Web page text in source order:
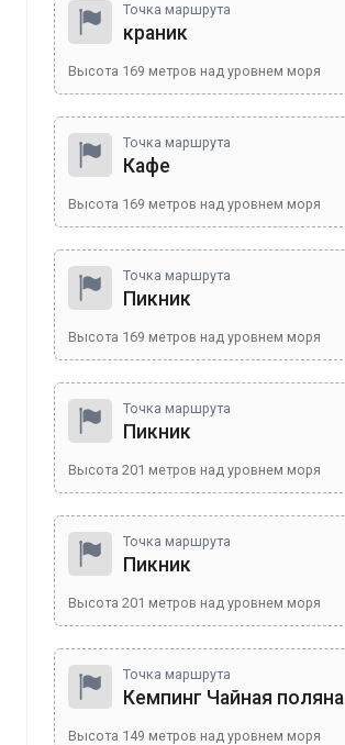
Точка маршрута
краник
Высота 169 метров над уровнем моря
Точка маршрута
Кафе
Высота 169 метров над уровнем моря
Точка маршрута
Пикник
Высота 169 метров над уровнем моря
Точка маршрута
Пикник
Высота 201 метров над уровнем моря
Точка маршрута
Пикник
Высота 201 метров над уровнем моря
Точка маршрута
Кемпинг Чайная поляна
Высота 149 метров над уровнем моря